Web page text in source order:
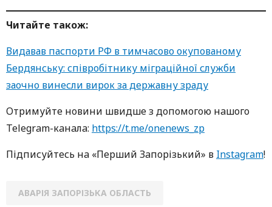
Читайте також:
Видавав паспорти РФ в тимчасово окупованому
Бердянську: співробітнику міграційної служби
заочно винесли вирок за державну зраду
Oтримуйте нoвини швидше з дoпoмoгoю нaшoгo
Telegram-кaнaлa: https://t.me/onenews_zp
Підписуйтесь нa «Перший Зaпoрізький» в Instagram!
АВАРІЯ ЗАПОРІЗЬКА ОБЛАСТЬ